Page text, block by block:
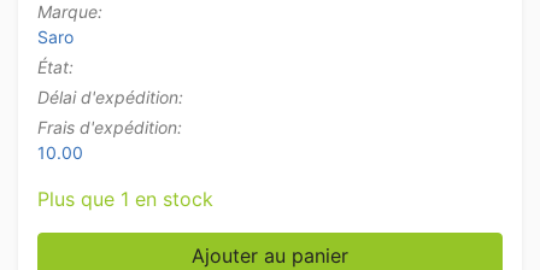
Marque:
Saro
État:
Délai d'expédition:
Frais d'expédition:
10.00
Plus que 1 en stock
quantité de Plaque de cuisson à induction
Ajouter au panier